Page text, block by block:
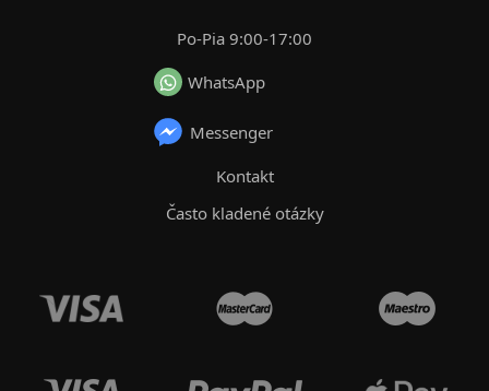
Po-Pia 9:00-17:00
WhatsApp
Messenger
Kontakt
Často kladené otázky